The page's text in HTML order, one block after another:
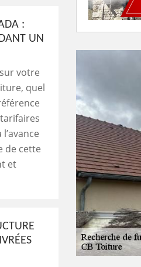
:
UN
votre
quel
de cette
et